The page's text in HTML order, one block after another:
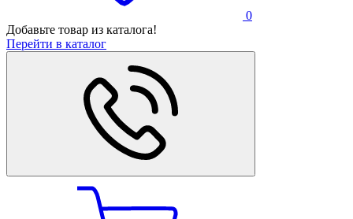
0
Добавьте товар из каталога!
Перейти в каталог